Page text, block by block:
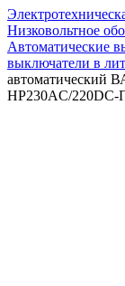
Низковольтное
Автоматические
выключатели в
автоматический
НР230AC/